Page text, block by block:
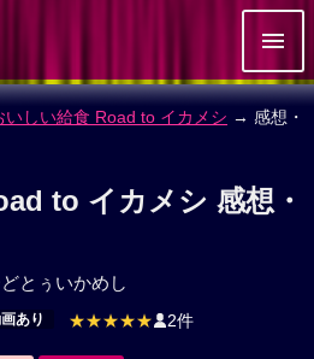
いしい給食 Road to イカメシ → 感想・
to イカメシ 感想・
とぅいかめし
あり ★★★★★ 2件